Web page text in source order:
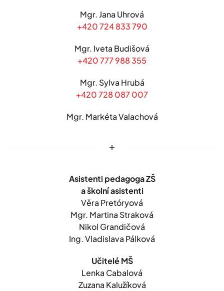
Mgr. Jana Uhrová
+420 724 833 790
Mgr. Iveta Budišová
+420 777 988 355
Mgr. Sylva Hrubá
+420 728 087 007
Mgr. Markéta Valachová
Asistenti pedagoga ZŠ
a školní asistenti
Věra Pretóryová
Mgr. Martina Straková
Nikol Grandičová
Ing. Vladislava Pálková
Učitelé MŠ
Lenka Cabalová
Zuzana Kalužíková